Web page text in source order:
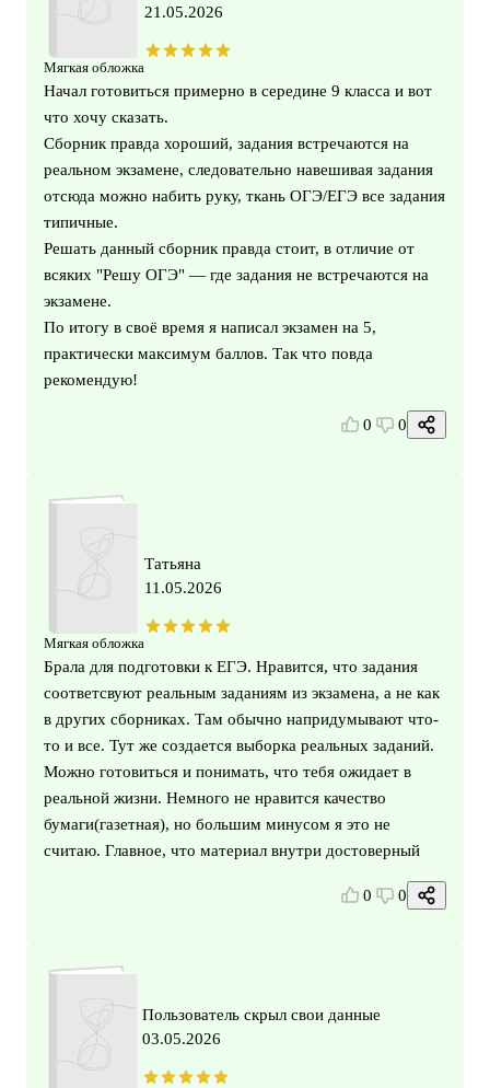
Мягкая обложка
21.05.2026
Начал готовиться примерно в середине 9 класса и вот
что хочу сказать.
Сборник правда хороший, задания встречаются на
реальном экзамене, следовательно навешивая задания
отсюда можно набить руку, ткань ОГЭ/ЕГЭ все задания
типичные.
Решать данный сборник правда стоит, в отличие от
всяких "Решу ОГЭ" — где задания не встречаются на
экзамене.
По итогу в своё время я написал экзамен на 5,
практически максимум баллов. Так что повда
рекомендую!
0 0
Мягкая обложка
Татьяна
11.05.2026
Брала для подготовки к ЕГЭ. Нравится, что задания
соответсвуют реальным заданиям из экзамена, а не как
в других сборниках. Там обычно напридумывают что-
то и все. Тут же создается выборка реальных заданий.
Можно готовиться и понимать, что тебя ожидает в
реальной жизни. Немного не нравится качество
бумаги(газетная), но большим минусом я это не
считаю. Главное, что материал внутри достоверный
0 0
Пользователь скрыл свои данные
03.05.2026